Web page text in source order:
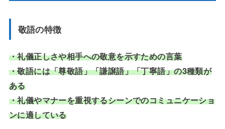
敬語の特徴
・礼儀正しさや相手への敬意を示すための言葉
・敬語には「尊敬語」「謙譲語」「丁寧語」の3種類が
ある
・礼儀やマナーを重視するシーンでのコミュニケーショ
ンに適している